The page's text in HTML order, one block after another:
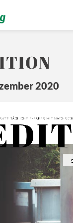
2020
TÄ GLICHE E- PAPER MIT NA